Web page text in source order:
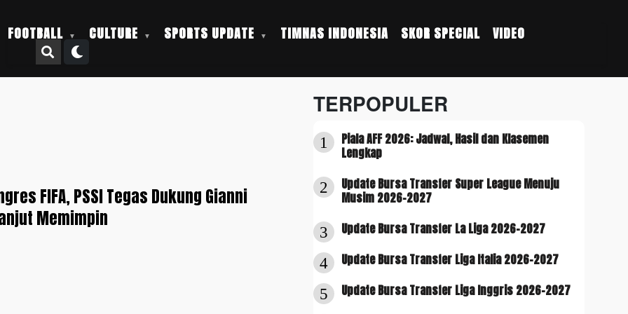
FOOTBALL CULTURE SPORTS UPDATE TIMNAS INDONESIA SKOR SPECIAL VIDEO
FIFA, PSSI Tegas Dukung Gianni
Memimpin
TERPOPULER
1
Piala AFF 2026: Jadwal, Hasil dan Klasemen
Lengkap
2
Update Bursa Transfer Super League Menuju
Musim 2026-2027
3 Update Bursa Transfer La Liga 2026-2027
4 Update Bursa Transfer Liga Italia 2026-2027
5 Update Bursa Transfer Liga Inggris 2026-2027